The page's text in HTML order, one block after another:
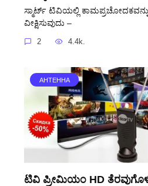
ಸ್ಮಾರ್ಟ್ ಟಿವಿಯಲ್ಲಿ
ವೀಕ್ಷಿಸುವುದು –
2 4.4k.
АНТЕННА
ಟಿವಿ ಪ್ರೀಮಿಯಂ HD